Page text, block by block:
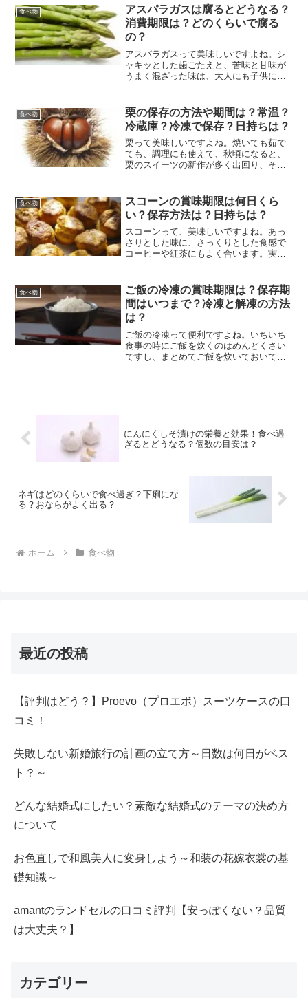
せないもの…それはバター！バターって
なかなか保存大変です...
食べ物
アスパラガスは腐るとどうなる？
消費期限は？どのくらいで腐る
の？
アスパラガスって美味しいですよね。シ
ャキッとした歯ごたえと、苦味と甘味が
うまく混ざった味は、大人にも子供にも
も多いのではないでしょうか。そんなア
スパラガスですが、スーパ...
食べ物
栗の保存の方法や期間は？常温？
冷蔵庫？冷凍で保存？日持ちは？
栗って美味しいですよね。焼いても茹で
ても、調理にも使えて、秋頃になると、
栗のスイーツの新作が多く出回り、それ
所さんから栗を大量にもらうという人も
いるのではないでしょうか...
食べ物
スコーンの賞味期限は何日くら
い？保存方法は？日持ちは？
スコーンって、美味しいですよね。あっ
さりとした味に、さっくりとした食感で
コーヒーや紅茶にもよく合います。実
という人も中にはいらっしゃるのではな
いでしょうか？しかし、それ...
食べ物
ご飯の冷凍の賞味期限は？保存期
間はいつまで？冷凍と解凍の方法
は？
ご飯の冷凍って便利ですよね。いちいち
食事の時にご飯を炊くのはめんどくさい
ですし、まとめてご飯を炊いておいて冷
にんにくしそ漬けの栄養と効果！食べ過
ぎるとどうなる？個数の目安は？
ネギはどのくらいで食べ過ぎ？下痢にな
る？おならがよく出る？
ホーム 食べ物
最近の投稿
【評判はどう？】Proevo（プロエボ）スーツケースの口
コミ！
失敗しない新婚旅行の計画の立て方～日数は何日がベス
ト？～
どんな結婚式にしたい？素敵な結婚式のテーマの決め方
について
お色直しで和風美人に変身しよう～和装の花嫁衣裳の基
礎知識～
amantのランドセルの口コミ評判【安っぽくない？品質
は大丈夫？】
カテゴリー